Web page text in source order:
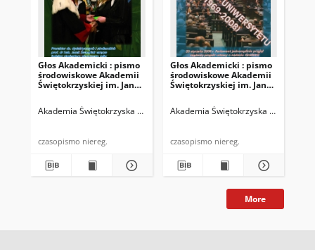
Głos Akademicki : pismo
środowiskowe Akademii
Świętokrzyskiej im. Jana
Kielcach. 2007, R. XIV, nr
3 (52) : listopad 2007
Akademia Świętokrzyska im. Jana Kochanowskiego (Kielce) Biskup,
czasopismo niereg.
Głos Akademicki : pismo
środowiskowe Akademii
Świętokrzyskiej im. Jana
Kielcach. 2008, R. XV, nr 1
(53) : marzec 2008
Akademia Świętokrzyska im. Jana
czasopismo niereg.
More